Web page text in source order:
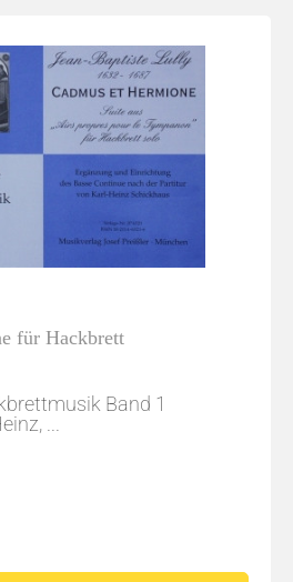
für Hackbrett
Band 1
...